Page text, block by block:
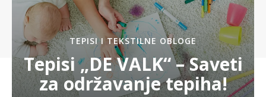
TEPISI I TEKSTILNE OBLOGE
Tepisi „DE VALK“ – Saveti
za održavanje tepiha!